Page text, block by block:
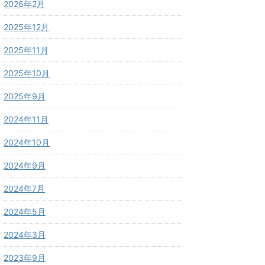
2026年2月
2025年12月
2025年11月
2025年10月
2025年9月
2024年11月
2024年10月
2024年9月
2024年7月
2024年5月
2024年3月
2023年9月